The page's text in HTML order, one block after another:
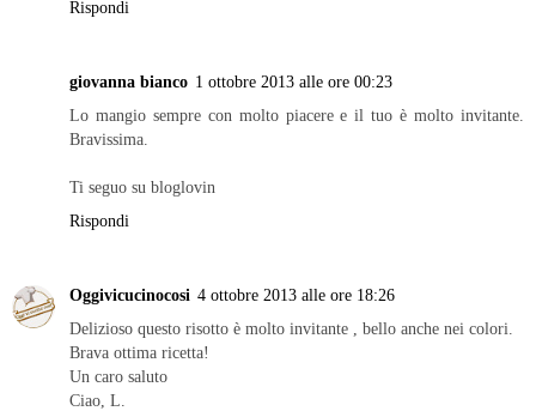
Gracias por tu visita y por quedarte de lectora de mi blog. Yo
también me quedo aquí de seguidora porque es muy interesante!!!.
Un saludo.
Bravissima.
Ti seguo su bloglovin
Rispondi